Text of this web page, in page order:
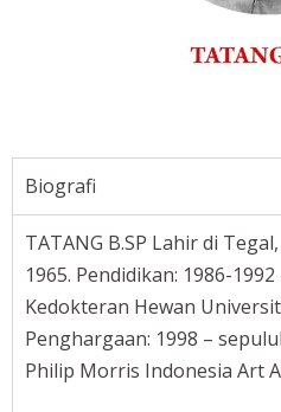
Biografi
TATANG B.SP Lahir di
1965. Pendidikan: 1986-
Kedokteran Hewan
Penghargaan: 1998 –
Philip Morris Indonesia Art